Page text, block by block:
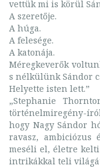
vettük mi is körül
A szeretője.
A húga.
A felesége.
A katonája.
Méregkeverők
s nélkülünk Sándor
Helyette isten lett.”
„Stephanie
történelmiregény-
hogy Nagy Sándor
ravasz, ambiciózus
meséli el, életre
intrikákkal teli